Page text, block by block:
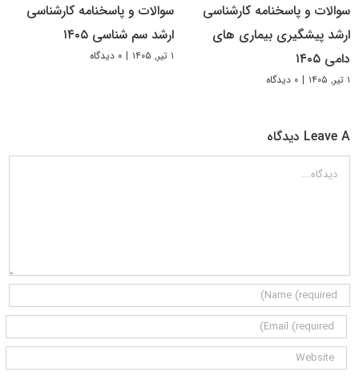
سوالات و پاسخنامه کارشناسی
ارشد پیشگیری بیماری های
دامی ۱۴۰۵
۱ تیر, ۱۴۰۵ | ۰ دیدگاه
سوالات و پاسخنامه کارشناسی
ارشد سم شناسی ۱۴۰۵
۱ تیر, ۱۴۰۵ | ۰ دیدگاه
Leave A دیدگاه
دیدگاه